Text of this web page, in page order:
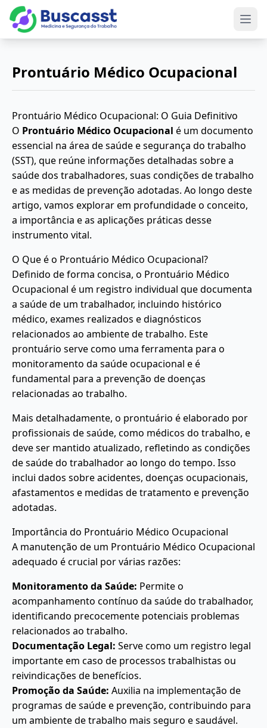
Prontuário Médico Ocupacional
Prontuário Médico Ocupacional: O Guia Definitivo
O Prontuário Médico Ocupacional é um documento
essencial na área de saúde e segurança do trabalho
(SST), que reúne informações detalhadas sobre a
saúde dos trabalhadores, suas condições de trabalho
e as medidas de prevenção adotadas. Ao longo deste
artigo, vamos explorar em profundidade o conceito,
a importância e as aplicações práticas desse
instrumento vital.
O Que é o Prontuário Médico Ocupacional?
Definido de forma concisa, o Prontuário Médico
Ocupacional é um registro individual que documenta
a saúde de um trabalhador, incluindo histórico
médico, exames realizados e diagnósticos
relacionados ao ambiente de trabalho. Este
prontuário serve como uma ferramenta para o
monitoramento da saúde ocupacional e é
fundamental para a prevenção de doenças
relacionadas ao trabalho.
Mais detalhadamente, o prontuário é elaborado por
profissionais de saúde, como médicos do trabalho, e
deve ser mantido atualizado, refletindo as condições
de saúde do trabalhador ao longo do tempo. Isso
inclui dados sobre acidentes, doenças ocupacionais,
afastamentos e medidas de tratamento e prevenção
adotadas.
Importância do Prontuário Médico Ocupacional
A manutenção de um Prontuário Médico Ocupacional
adequado é crucial por várias razões:
Monitoramento da Saúde: Permite o
acompanhamento contínuo da saúde do trabalhador,
identificando precocemente potenciais problemas
relacionados ao trabalho.
Documentação Legal: Serve como um registro legal
importante em caso de processos trabalhistas ou
reivindicações de benefícios.
Promoção da Saúde: Auxilia na implementação de
programas de saúde e prevenção, contribuindo para
um ambiente de trabalho mais seguro e saudável.